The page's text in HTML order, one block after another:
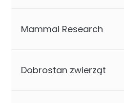
Mammal Research
Dobrostan zwierząt